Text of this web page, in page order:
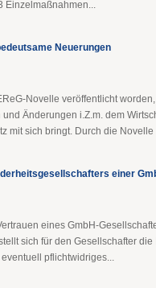
Einzelmaßnahmen...
Neuerungen
Novelle veröffentlicht
Änderungen i.Z.m. dem
mit sich bringt. Durch die Novelle
einer
eines GmbH-
sich für den Gesellschafter die
pflichtwidriges...